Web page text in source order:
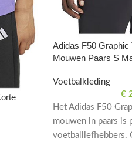
Adidas F50 Graphic
Mouwen Paars S
Voetbalkleding
€
Het Adidas F50
mouwen in paars is
voetballiefhebbers.